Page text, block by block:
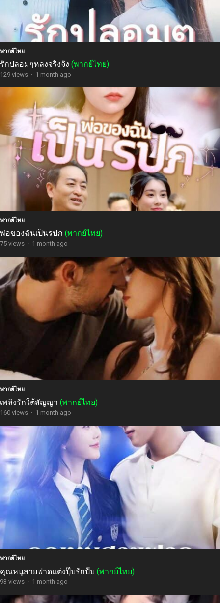
พากย์ไทย
รักปลอมๆหลงจริงจัง (พากย์ไทย)
129 views · 1 month ago
พากย์ไทย
พ่อของฉันเป็นรปภ (พากย์ไทย)
75 views · 1 month ago
พากย์ไทย
เพลิงรักใต้สัญญา (พากย์ไทย)
160 views · 1 month ago
พากย์ไทย
คุณหนูสายฟาดแต่งปุ๊บรักปั๊บ (พากย์ไทย)
93 views · 1 month ago